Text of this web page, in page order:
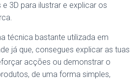
3D para ilustrar e explicar os
técnica bastante utilizada em
já que, consegues explicar as tuas
acções ou demonstrar o
de uma forma simples,